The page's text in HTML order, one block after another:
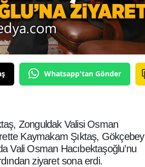
Whatsapp'tan Gönder
Zonguldak Valisi Osman
Kaymakam Şıktaş, Gökçebey
Vali Osman Hacıbektaşoğlu’nu
ziyaret sona erdi.